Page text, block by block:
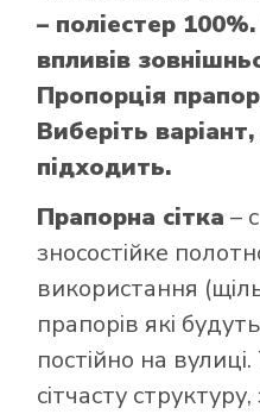
– поліестер
впливів
Пропорція
Виберіть
підходить.
Прапорна сітка –
зносостійке
використання
прапорів які
постійно на
сітчасту